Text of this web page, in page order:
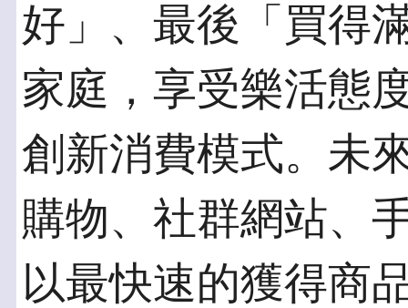
好」、最後「買得
家庭，享受樂活態
創新消費模式。未
購物、社群網站、
以最快速的獲得商